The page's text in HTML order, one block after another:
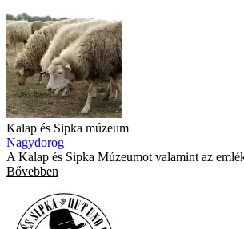
Kalap és Sipka múzeum
Nagydorog
A Kalap és Sipka Múzeumot valamint az
Bővebben